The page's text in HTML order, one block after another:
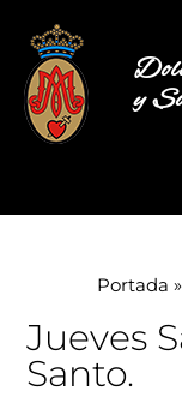
y
Portada »
Jueves
Santo.